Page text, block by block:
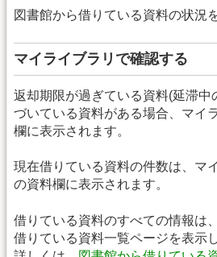
図書館から借りている資料の状況
マイライブラリで確認する
返却期限が過ぎている資料(延滞中
づいている資料がある場合、マイ
欄に表示されます。
現在借りている資料の件数は、マ
の資料欄に表示されます。
借りている資料のすべての情報は
借りている資料一覧ページを表示